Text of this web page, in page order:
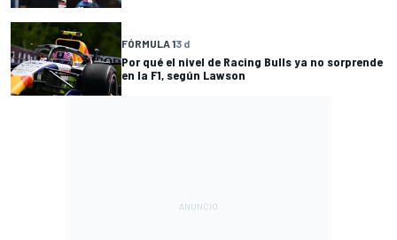
FÓRMULA 13 d
Por qué el nivel de Racing Bulls ya no sorprende
en la F1, según Lawson